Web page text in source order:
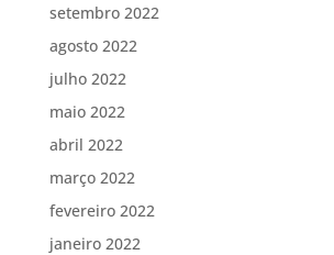
setembro 2022
agosto 2022
julho 2022
maio 2022
abril 2022
março 2022
fevereiro 2022
janeiro 2022